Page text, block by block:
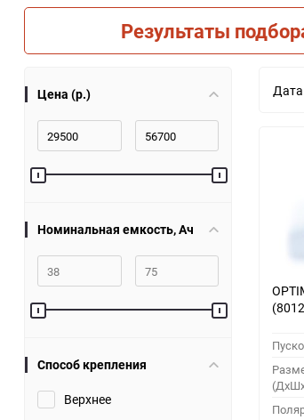
Результаты
Цена (р.)
Номинальная емкость, Ач
Способ крепления
Верхнее